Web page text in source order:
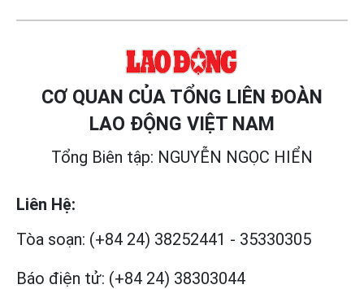
CƠ QUAN CỦA TỔNG LIÊN ĐOÀN
LAO ĐỘNG VIỆT NAM
Tổng Biên tập: NGUYỄN NGỌC HIỂN
Liên Hệ:
Tòa soạn: (+84 24) 38252441 - 35330305
Báo điện tử: (+84 24) 38303044